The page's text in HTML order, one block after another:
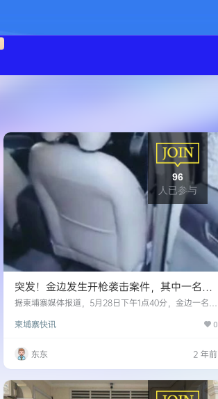
96
人已参与
突发！金边发生开枪袭击案件，其中一名中
国女子受伤！
据柬埔寨媒体报道，5月28日下午1点40分，金边一名载
这名司机驾驶的是一辆警察牌照的汽车。 据受害者的司
北行驶。到达现场后，他看到一辆挂着警车牌照的白色
轿车在超车道上低速行驶。他不敢超速，于是按喇叭提
醒他，但白色轿车的司机没有改变路线，仍然以原来的
速度行驶。当他看到这种情况时，他不得不从下一条车
道超车。…
柬埔寨快讯 0
东东 2 年前